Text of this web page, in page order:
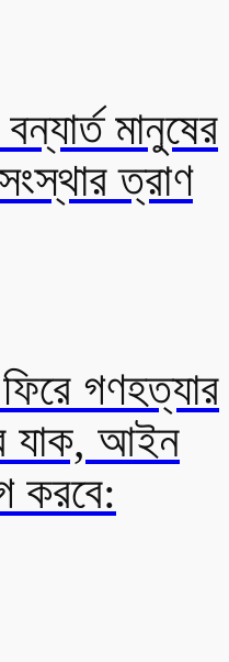
মানুষের
ত্রাণ
গণহত্যার
যাক, আইন
করবে: